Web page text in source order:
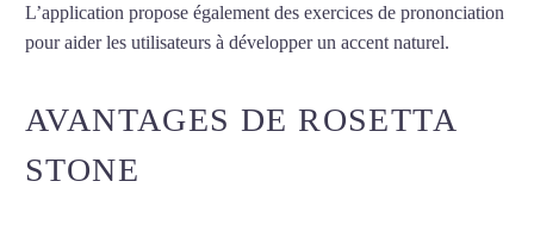
L’application propose également des exercices de prononciation
pour aider les utilisateurs à développer un accent naturel.
AVANTAGES DE ROSETTA
STONE